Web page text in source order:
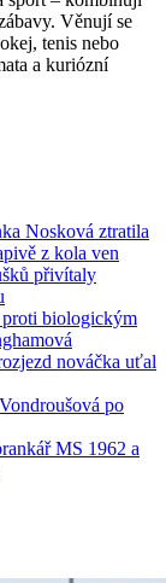
Věnují se
tenis nebo
a kuriózní
Nosková ztratila
z kola ven
přivítaly
biologickým
nováčka uťal
po
MS 1962 a